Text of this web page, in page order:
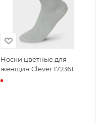
Носки цветные для
женщин Clever 172361